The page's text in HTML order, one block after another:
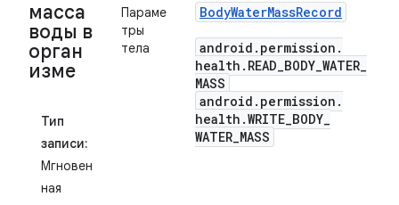
масса
воды в
орган
изме
Тип
записи:
Мгновен
ная
Параме
тры
тела
BodyWaterMassRecord
android . permission .
health . READ_BODY_WATER_
MASS
android . permission .
health .WRITE_BODY_
WATER_MASS